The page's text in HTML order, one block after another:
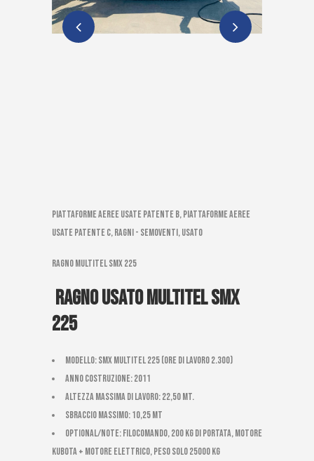
Piattaforme aeree usate patente B, Piattaforme aeree
usate patente C, Ragni - Semoventi, Usato
ragno multitel smx 225
Ragno usato Multitel SMX
225
Modello: SMX MULTITEL 225 (ore di lavoro 2.300)
Anno costruzione: 2011
Altezza massima di Lavoro: 22,50 mt.
Sbraccio massimo: 10,25 mt
Optional/Note: filocomando, 200 kg di portata, motore
kubota + motore elettrico, peso solo 25000 kg